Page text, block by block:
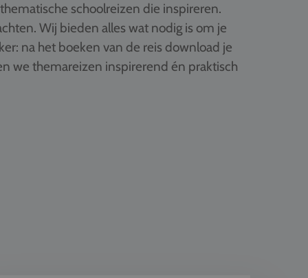
schoolreizen die inspireren.
Wij bieden alles wat nodig is om je
na het boeken van de reis download je
we themareizen inspirerend én praktisch